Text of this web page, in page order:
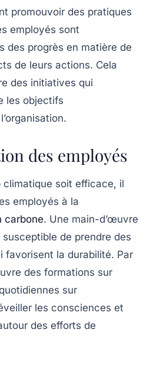
promouvoir des pratiques
employés sont
des progrès en matière de
de leurs actions. Cela
des initiatives qui
les objectifs
des employés
climatique soit efficace, il
employés à la
carbone. Une main-d’œuvre
de prendre des
favorisent la durabilité. Par
des formations sur
sur
les consciences et
des efforts de